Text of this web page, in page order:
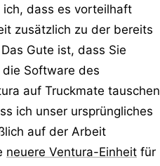
dass es vorteilhaft
zusätzlich zu der bereits
Gute ist, dass Sie
Software des
auf Truckmate tauschen
ich unser ursprüngliches
auf der Arbeit
neuere Ventura-Einheit für